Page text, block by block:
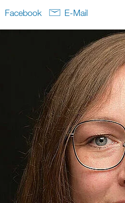
Facebook E-Mail